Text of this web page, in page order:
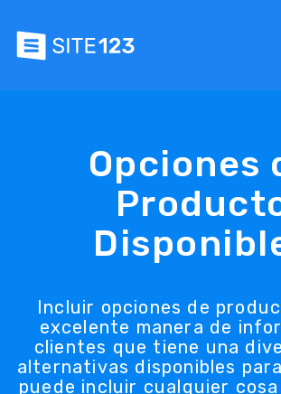
Opciones
Incluir opciones de
excelente manera de
clientes que tiene una
alternativas disponibles
puede incluir cualquier